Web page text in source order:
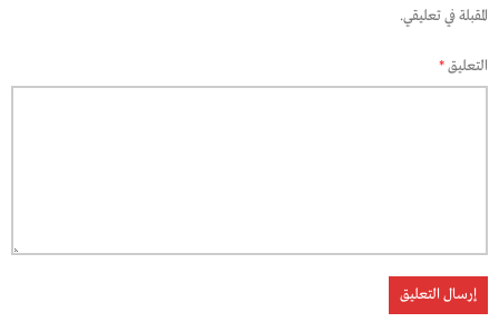
المقبلة في تعليقي.
التعليق*